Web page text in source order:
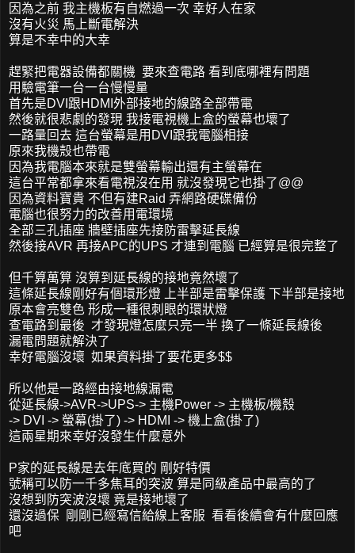
因為之前 我主機板有自燃過一次 幸好人在家
沒有火災 馬上斷電解決
算是不幸中的大幸
趕緊把電器設備都關機 要來查電路 看到底哪裡有問題
用驗電筆一台一台慢慢量
首先是DVI跟HDMI外部接地的線路全部帶電
然後就很悲劇的發現 我接電視機上盒的螢幕也壞了
一路量回去 這台螢幕是用DVI跟我電腦相接
原來我機殼也帶電
因為我電腦本來就是雙螢幕輸出還有主螢幕在
這台平常都拿來看電視沒在用 就沒發現它也掛了@@
因為資料寶貴 不但有建Raid 弄網路硬碟備份
電腦也很努力的改善用電環境
全部三孔插座 牆壁插座先接防雷擊延長線
然後接AVR 再接APC的UPS 才連到電腦 已經算是很完整了
但千算萬算 沒算到延長線的接地竟然壞了
這條延長線剛好有個環形燈 上半部是雷擊保護 下半部是接地
原本會亮雙色 形成一種很刺眼的環狀燈
查電路到最後 才發現燈怎麼只亮一半 換了一條延長線後
漏電問題就解決了
幸好電腦沒壞 如果資料掛了要花更多$$
所以他是一路經由接地線漏電
從延長線->AVR->UPS-> 主機Power -> 主機板/機殼
-> DVI -> 螢幕(掛了) -> HDMI -> 機上盒(掛了)
這兩星期來幸好沒發生什麼意外
P家的延長線是去年底買的 剛好特價
號稱可以防一千多焦耳的突波 算是同級產品中最高的了
沒想到防突波沒壞 竟是接地壞了
還沒過保 剛剛已經寫信給線上客服 看看後續會有什麼回應
吧